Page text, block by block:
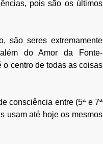
pois são os últimos
são seres extremamente
do Amor da Fonte-
centro de todas as coisas
consciência entre (5ª e 7ª
usam até hoje os mesmos